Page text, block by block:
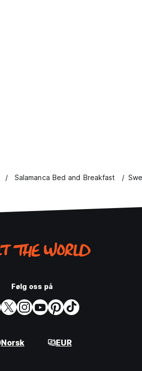
Salamanca Bed and Breakfast
Følg oss på
Norsk EUR